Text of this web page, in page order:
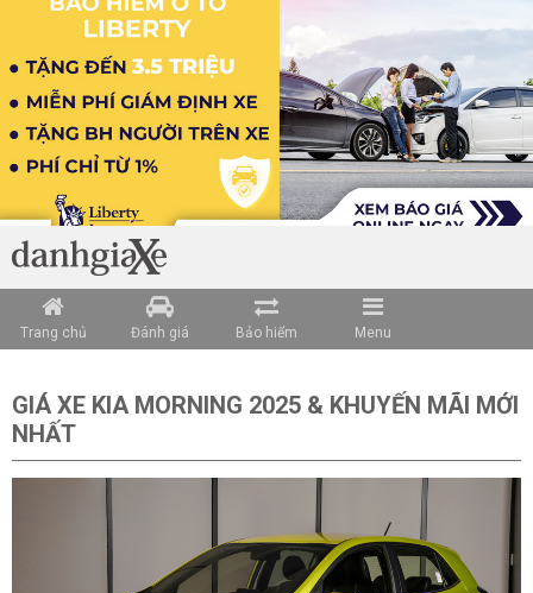
Trang chủ Đánh giá Bảo hiểm Menu
GIÁ XE KIA MORNING 2025 & KHUYẾN MÃI MỚI
NHẤT
Loading data ...